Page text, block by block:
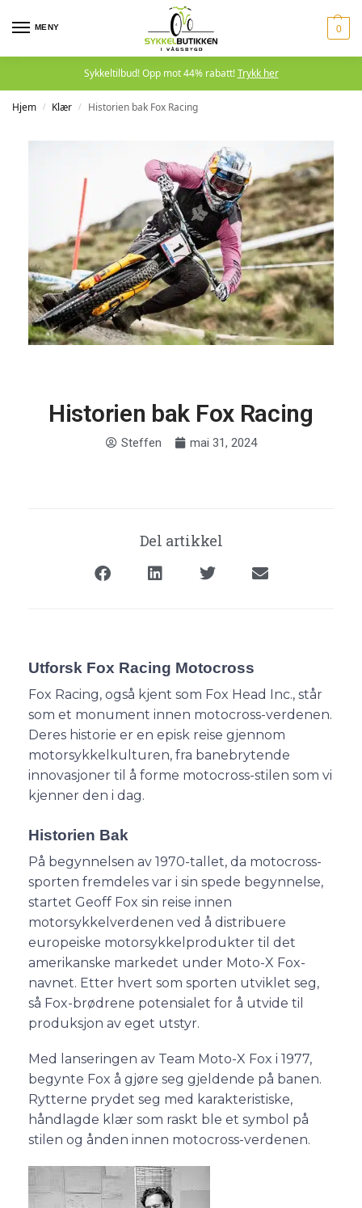
MENY 0
Sykkeltilbud! Opp mot 44% rabatt!Trykk her
Hjem / Klær / Historien bak Fox Racing
Historien bak Fox Racing
Steffen mai 31, 2024
Del artikkel
Utforsk Fox Racing Motocross
Fox Racing, også kjent som Fox Head Inc., står
som et monument innen motocross-verdenen.
Deres historie er en episk reise gjennom
motorsykkelkulturen, fra banebrytende
innovasjoner til å forme motocross-stilen som vi
kjenner den i dag.
Historien Bak
På begynnelsen av 1970-tallet, da motocross-
sporten fremdeles var i sin spede begynnelse,
startet Geoff Fox sin reise innen
motorsykkelverdenen ved å distribuere
europeiske motorsykkelprodukter til det
amerikanske markedet under Moto-X Fox-
navnet. Etter hvert som sporten utviklet seg,
så Fox-brødrene potensialet for å utvide til
produksjon av eget utstyr.
Med lanseringen av Team Moto-X Fox i 1977,
begynte Fox å gjøre seg gjeldende på banen.
Rytterne prydet seg med karakteristiske,
håndlagde klær som raskt ble et symbol på
stilen og ånden innen motocross-verdenen.